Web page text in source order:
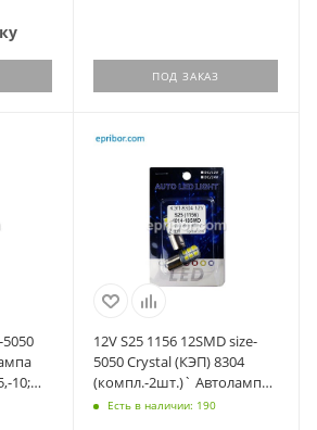
ПОД ЗАКАЗ
5050
10;
12V S25 1156 12SMD size-
5050 Crystal (КЭП) 8304
(компл.-2шт.)` Автолампа
Есть в наличии: 190